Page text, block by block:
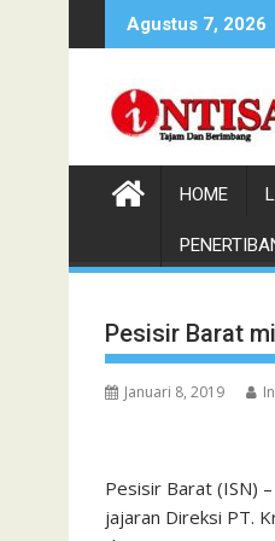
to
Agustus 7, 2026
HOME
Pesisir Barat
Januari 8, 2019
Pesisir Barat (ISN)
jajaran Direksi PT.